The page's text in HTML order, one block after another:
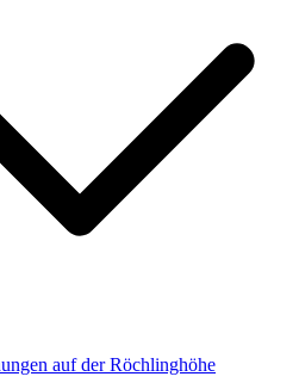
auf der Röchlinghöhe